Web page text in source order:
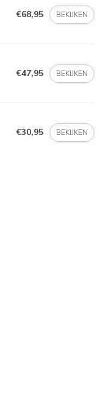
€68,95 BEKIJKEN
€47,95 BEKIJKEN
€30,95 BEKIJKEN